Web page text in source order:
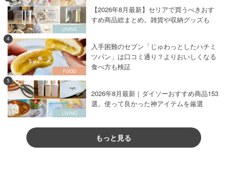
【2026年8月最新】セリアで買うべきおす
すめ商品総まとめ。雑貨や収納グッズも
4
入手困難のセブン「じゅわっとしたハチミ
ツパン」は口コミ通り？よりおいしくなる
食べ方も検証
5
2026年8月最新｜ダイソーおすすめ商品153
選。使って良かった神アイテムを厳選
もっと見る